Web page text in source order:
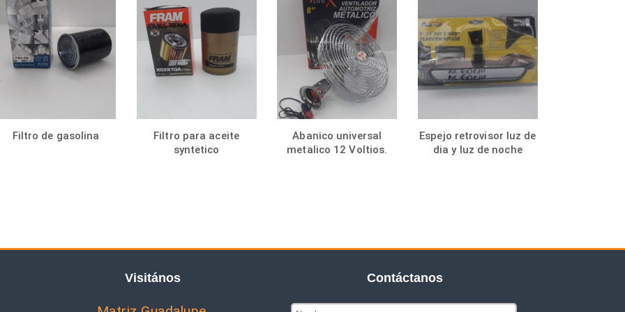
Filtro de gasolina
Filtro para aceite
syntetico
Abanico universal
metalico 12 Voltios.
Espejo retrovisor luz de
dia y luz de noche
Visitános Contáctanos